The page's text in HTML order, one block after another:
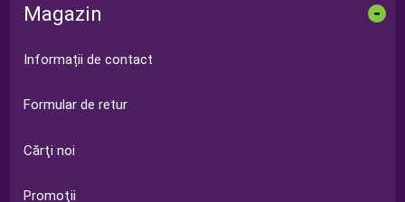
Magazin -
Informații de contact
Formular de retur
Cărţi noi
Promoţii